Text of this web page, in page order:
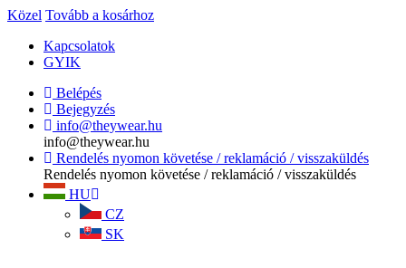
Közel Tovább a kosárhoz
Kapcsolatok
GYIK
Belépés
Bejegyzés
info@theywear.hu
info@theywear.hu
Rendelés nyomon követése / reklamáció / visszaküldés
Rendelés nyomon követése / reklamáció / visszaküldés
HU
CZ
SK